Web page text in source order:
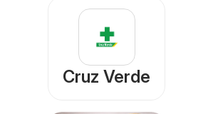
Cruz Verde